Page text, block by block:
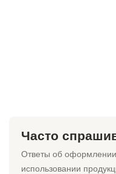
Часто
Ответы об оформлении
использовании